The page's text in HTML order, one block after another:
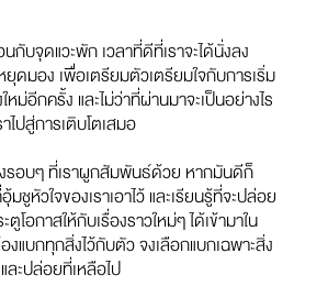
กับจุดแวะพัก เวลาที่ดีที่เราจะได้นั่งลง
ยุดมอง เพื่อเตรียมตัวเตรียมใจกับการเริ่ม
หม่อีกครั้ง และไม่ว่าที่ผ่านมาจะเป็นอย่างไร
ไปสู่การเติบโตเสมอ
งรอบๆ ที่เราผูกสัมพันธ์ด้วย หากมันดีก็
ชูหัวใจของเราเอาไว้ และเรียนรู้ที่จะปล่อย
ตูโอกาสให้กับเรื่องราวใหม่ๆ ได้เข้ามาใน
งแบกทุกสิ่งไว้กับตัว จงเลือกแบกเฉพาะสิ่ง
ละปล่อยที่เหลือไป